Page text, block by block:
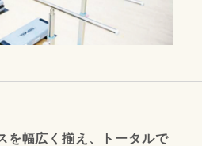
を幅広く揃え、トータルで